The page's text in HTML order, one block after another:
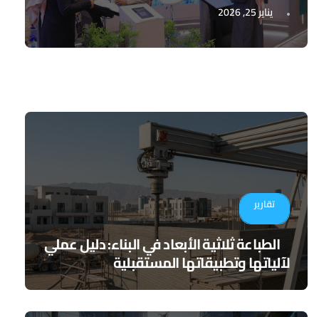
يناير 25, 2026
تقارير
الطباعة ثلاثية الأبعاد في البناء: دليل عملي
لآلياتها وتطبيقاتها المستقبلية